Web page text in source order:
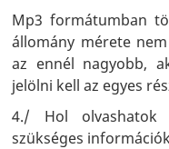
Mp3 formátumban
állomány mérete
az ennél nagyobb,
jelölni kell az egyes
4./ Hol olvashatok
szükséges